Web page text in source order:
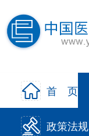
首 页
政策法规